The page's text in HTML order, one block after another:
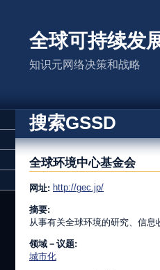
全球可持续发
知识元网络决策和战略
搜索GSSD
全球环境中心基金会
网址: http://gec.jp/
摘要:
从事有关全球环境的研究、信
领域－议题:
城市化